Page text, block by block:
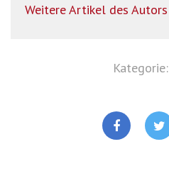
Weitere Artikel des Autors
Kategorie: